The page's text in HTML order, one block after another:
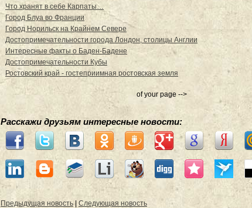
Что хранят в себе Карпаты…
Город Блуа во Франции
Город Норильск на Крайнем Севере
Достопримечательности города Лондон, столицы Англии
Интересные факты о Баден-Бадене
Достопримечательности Кубы
Ростовский край - гостеприимная ростовская земля
of your page -->
Расскажи друзьям интересные новости:
Предыдущая новость | Следующая новость